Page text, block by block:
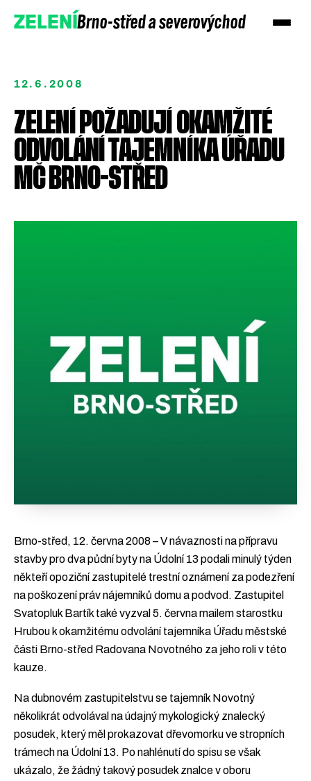
ZELENÍBrno-střed a severovýchod
12.6.2008
ZELENÍ POŽADUJÍ OKAMŽITÉ
ODVOLÁNÍ TAJEMNÍKA ÚŘADU
MČ BRNO-STŘED
Brno-střed, 12. června 2008 – V návaznosti na přípravu
stavby pro dva půdní byty na Údolní 13 podali minulý týden
někteří opoziční zastupitelé trestní oznámení za podezření
na poškození práv nájemníků domu a podvod. Zastupitel
Svatopluk Bartík také vyzval 5. června mailem starostku
Hrubou k okamžitému odvolání tajemníka Úřadu městské
části Brno-střed Radovana Novotného za jeho roli v této
kauze.
Na dubnovém zastupitelstvu se tajemník Novotný
několikrát odvolával na údajný mykologický znalecký
posudek, který měl prokazovat dřevomorku ve stropních
trámech na Údolní 13. Po nahlénutí do spisu se však
ukázalo, že žádný takový posudek znalce v oboru